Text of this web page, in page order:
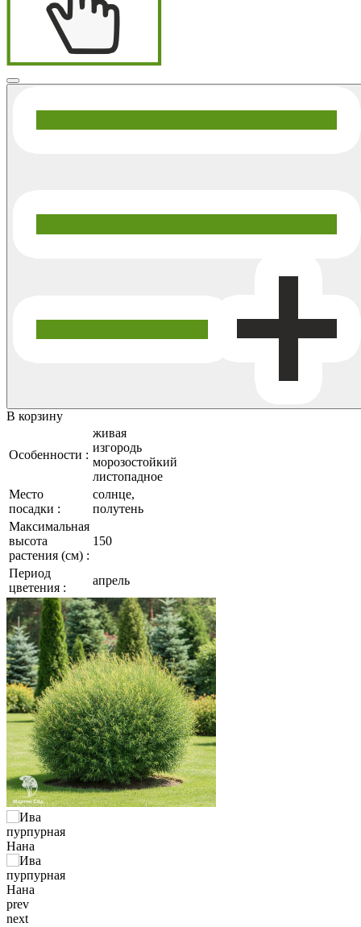
В корзину
Особенности :
живая
изгородь
морозостойкий
листопадное
Место
посадки :
солнце,
полутень
Максимальная
высота
растения (см) :
150
Период
цветения :
апрель
prev
next